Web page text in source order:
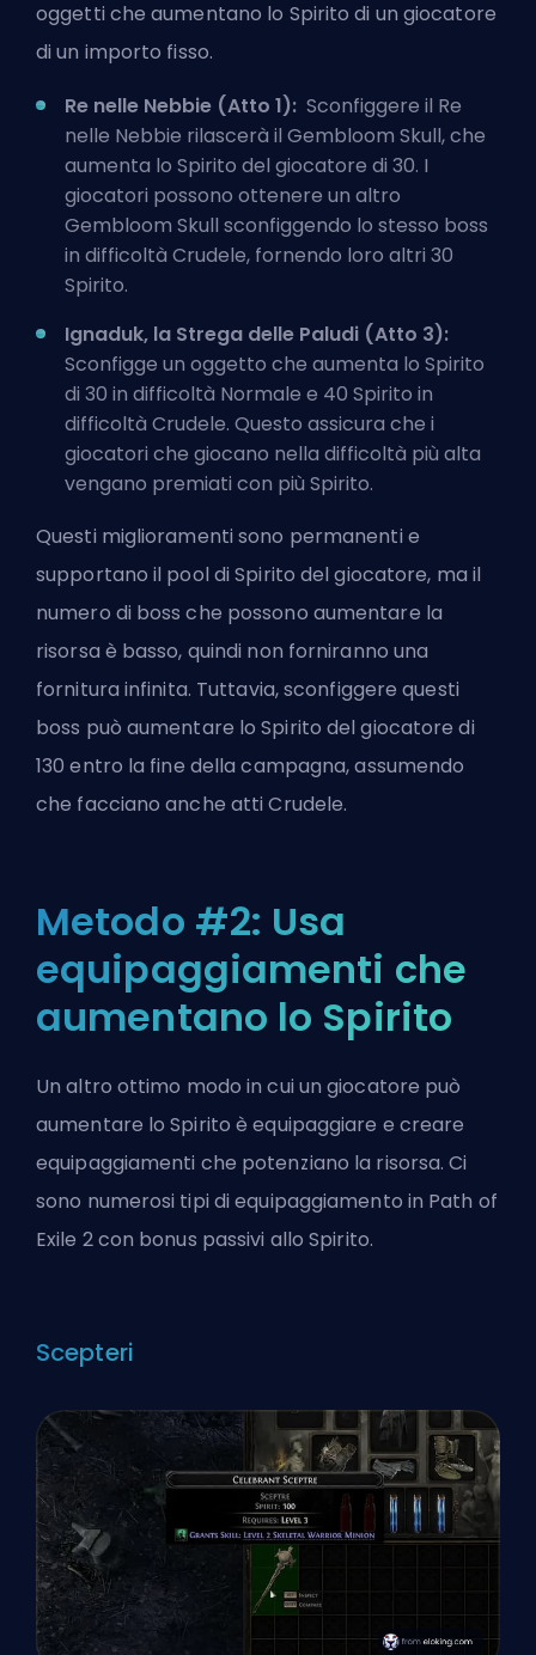
oggetti che aumentano lo Spirito di un giocatore
di un importo fisso.
Re nelle Nebbie (Atto 1): Sconfiggere il Re
nelle Nebbie rilascerà il Gembloom Skull, che
aumenta lo Spirito del giocatore di 30. I
giocatori possono ottenere un altro
Gembloom Skull sconfiggendo lo stesso boss
in difficoltà Crudele, fornendo loro altri 30
Spirito.
Ignaduk, la Strega delle Paludi (Atto 3):
Sconfigge un oggetto che aumenta lo Spirito
di 30 in difficoltà Normale e 40 Spirito in
difficoltà Crudele. Questo assicura che i
giocatori che giocano nella difficoltà più alta
vengano premiati con più Spirito.
Questi miglioramenti sono permanenti e
supportano il pool di Spirito del giocatore, ma il
numero di boss che possono aumentare la
risorsa è basso, quindi non forniranno una
fornitura infinita. Tuttavia, sconfiggere questi
boss può aumentare lo Spirito del giocatore di
130 entro la fine della campagna, assumendo
che facciano anche atti Crudele.
Metodo #2: Usa
equipaggiamenti che
aumentano lo Spirito
Un altro ottimo modo in cui un giocatore può
aumentare lo Spirito è equipaggiare e creare
equipaggiamenti che potenziano la risorsa. Ci
sono numerosi tipi di equipaggiamento in Path of
Exile 2 con bonus passivi allo Spirito.
Scepteri